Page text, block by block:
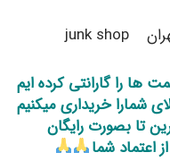
junk shop
ها را گارانتی کرده ایم
شمارا خریداری میکنیم
تا بصورت رایگان
اعتماد شما